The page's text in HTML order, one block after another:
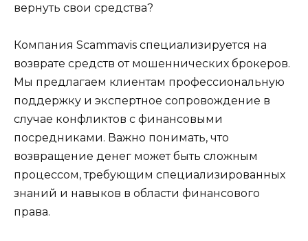
вернуть свои средства?
Компания Scammavis специализируется на
возврате средств от мошеннических брокеров.
Мы предлагаем клиентам профессиональную
поддержку и экспертное сопровождение в
случае конфликтов с финансовыми
посредниками. Важно понимать, что
возвращение денег может быть сложным
процессом, требующим специализированных
знаний и навыков в области финансового
права.